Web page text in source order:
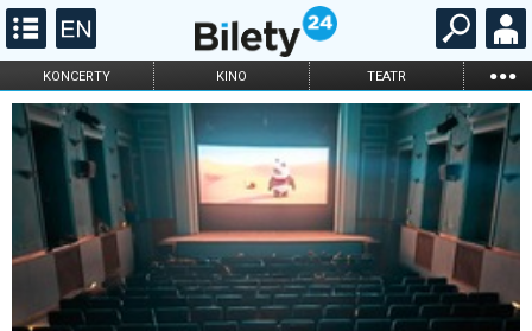
KONCERTY KINO TEATR ...
FILHARMONIA OPERA I BALET
KABARET I
STAND-UP
DLA DZIECI
ONLINE KARNETY